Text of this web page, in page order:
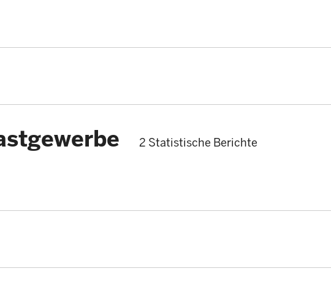
2 Statistische Berichte